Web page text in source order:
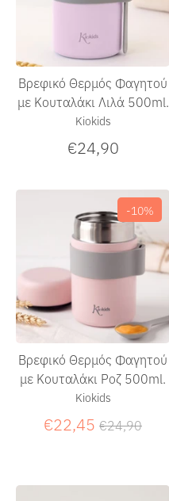
Βρεφικό Θερμός Φαγητού
με Κουταλάκι Λιλά 500ml.
Kiokids
€24,90
Βρεφικό Θερμός Φαγητού
με Κουταλάκι Ροζ 500ml.
Kiokids
€22,45 Κανονική
€24,90
-10%